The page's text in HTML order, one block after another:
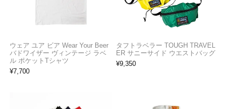
ウェア ユア ビア Wear Your Beer
バドワイザー ヴィンテージ ラベ
ル ポケットTシャツ
¥7,700
タフトラベラー TOUGH TRAVEL
ER サニーサイド ウエストバッグ
¥9,350